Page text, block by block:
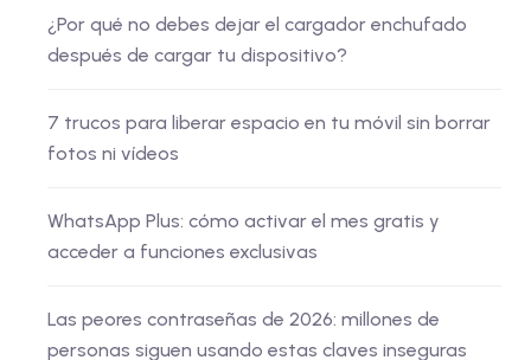
¿Por qué no debes dejar el cargador enchufado
después de cargar tu dispositivo?
7 trucos para liberar espacio en tu móvil sin borrar
fotos ni vídeos
WhatsApp Plus: cómo activar el mes gratis y
acceder a funciones exclusivas
Las peores contraseñas de 2026: millones de
personas siguen usando estas claves inseguras